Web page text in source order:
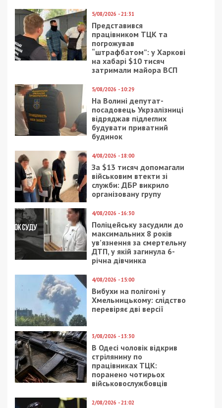
5/08/2026 - 21:31
Представився
працівником ТЦК та
погрожував
“штрафбатом”: у Харкові
на хабарі $10 тисяч
затримали майора ВСП
5/08/2026 - 10:29
На Волині депутат-
посадовець Укрзалізниці
відряджав підлеглих
будувати приватний
будинок
4/08/2026 - 18:00
За $13 тисяч допомагали
військовим втекти зі
служби: ДБР викрило
організовану групу
4/08/2026 - 16:30
Поліцейську засудили до
максимальних 8 років
ув’язнення за смертельну
ДТП, у якій загинула 6-
річна дівчинка
4/08/2026 - 15:00
Вибухи на полігоні у
Хмельницькому: слідство
перевіряє дві версії
3/08/2026 - 13:30
В Одесі чоловік відкрив
стрілянину по
працівниках ТЦК:
поранено чотирьох
військовослужбовців
2/08/2026 - 21:02